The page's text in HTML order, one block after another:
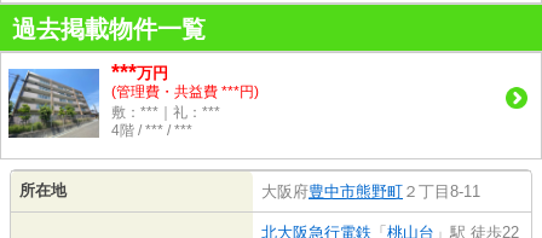
過去掲載物件一覧
***万円
(管理費・共益費 ***円)
敷：***｜礼：***
4階 / *** / ***
所在地 大阪府豊中市熊野町 ２丁目8-11
北大阪急行電鉄 「 桃山台 」駅 徒歩22